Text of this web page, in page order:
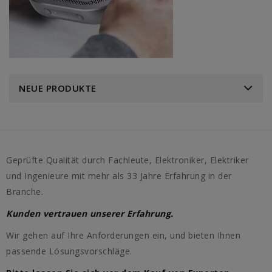
NEUE PRODUKTE
Geprüfte Qualität durch Fachleute, Elektroniker, Elektriker
und Ingenieure mit mehr als 33 Jahre Erfahrung in der
Branche.
Kunden vertrauen unserer Erfahrung.
Wir gehen auf Ihre Anforderungen ein, und bieten Ihnen
passende Lösungsvorschläge.